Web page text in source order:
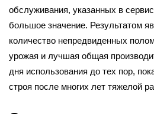
обслуживания, указанных в
большое значение. Результатом
количество непредвиденных
урожая и лучшая общая
дня использования до тех пор,
строя после многих лет тяжелой